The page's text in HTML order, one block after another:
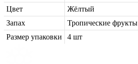
Цвет
Жёлтый
Запах
Тропические фрукты
Размер упаковки
4 шт